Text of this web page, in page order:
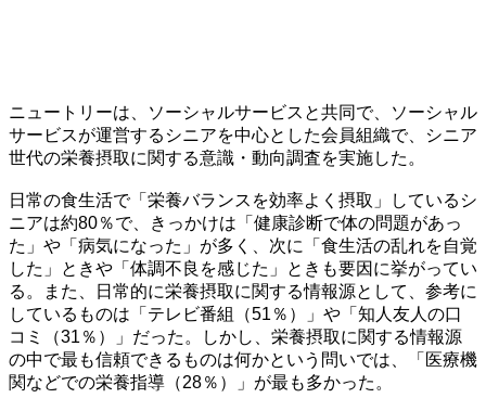
ニュートリーは、ソーシャルサービスと共同で、ソーシャル
サービスが運営するシニアを中心とした会員組織で、シニア
世代の栄養摂取に関する意識・動向調査を実施した。
日常の食生活で「栄養バランスを効率よく摂取」しているシ
ニアは約80％で、きっかけは「健康診断で体の問題があっ
た」や「病気になった」が多く、次に「食生活の乱れを自覚
した」ときや「体調不良を感じた」ときも要因に挙がってい
る。また、日常的に栄養摂取に関する情報源として、参考に
しているものは「テレビ番組（51％）」や「知人友人の口
コミ（31％）」だった。しかし、栄養摂取に関する情報源
の中で最も信頼できるものは何かという問いでは、「医療機
関などでの栄養指導（28％）」が最も多かった。